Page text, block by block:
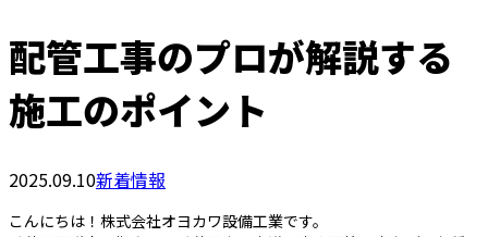
配管工事のプロが解説する
施工のポイント
2025.09.10新着情報
こんにちは！株式会社オヨカワ設備工業です。